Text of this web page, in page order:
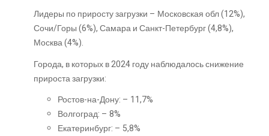
Лидеры по приросту загрузки – Московская обл (12%),
Сочи/Горы (6%), Самара и Санкт-Петербург (4,8%),
Москва (4%).
Города, в которых в 2024 году наблюдалось снижение
прироста загрузки:
Ростов-на-Дону: – 11,7%
Волгоград: – 8%
Екатеринбург: – 5,8%